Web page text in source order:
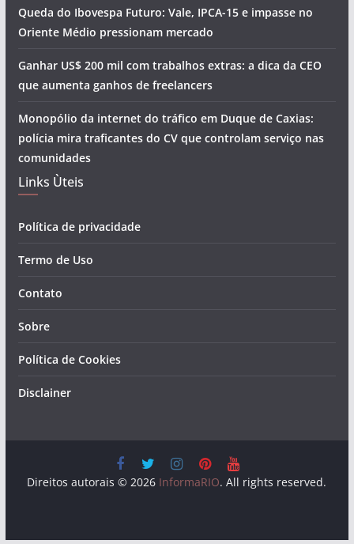
Queda do Ibovespa Futuro: Vale, IPCA-15 e impasse no
Oriente Médio pressionam mercado
Ganhar US$ 200 mil com trabalhos extras: a dica da CEO
que aumenta ganhos de freelancers
Monopólio da internet do tráfico em Duque de Caxias:
polícia mira traficantes do CV que controlam serviço nas
comunidades
Links Ùteis
Política de privacidade
Termo de Uso
Contato
Sobre
Política de Cookies
Disclainer
Direitos autorais © 2026 InformaRIO. All rights reserved.